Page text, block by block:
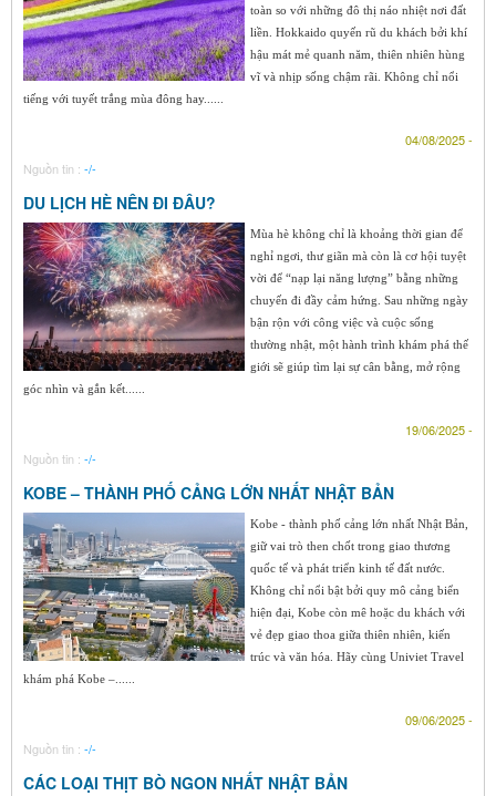
toàn so với những đô thị náo nhiệt nơi đất
liền. Hokkaido quyến rũ du khách bởi khí
hậu mát mẻ quanh năm, thiên nhiên hùng
vĩ và nhịp sống chậm rãi. Không chỉ nổi
tiếng với tuyết trắng mùa đông hay......
04/08/2025 -
Nguồn tin : -/-
DU LỊCH HÈ NÊN ĐI ĐÂU?
Mùa hè không chỉ là khoảng thời gian để
nghỉ ngơi, thư giãn mà còn là cơ hội tuyệt
vời để “nạp lại năng lượng” bằng những
chuyến đi đầy cảm hứng. Sau những ngày
bận rộn với công việc và cuộc sống
thường nhật, một hành trình khám phá thế
giới sẽ giúp tìm lại sự cân bằng, mở rộng
góc nhìn và gắn kết......
19/06/2025 -
Nguồn tin : -/-
KOBE – THÀNH PHỐ CẢNG LỚN NHẤT NHẬT BẢN
Kobe - thành phố cảng lớn nhất Nhật Bản,
giữ vai trò then chốt trong giao thương
quốc tế và phát triển kinh tế đất nước.
Không chỉ nổi bật bởi quy mô cảng biển
hiện đại, Kobe còn mê hoặc du khách với
vẻ đẹp giao thoa giữa thiên nhiên, kiến
trúc và văn hóa. Hãy cùng Univiet Travel
khám phá Kobe –......
09/06/2025 -
Nguồn tin : -/-
CÁC LOẠI THỊT BÒ NGON NHẤT NHẬT BẢN